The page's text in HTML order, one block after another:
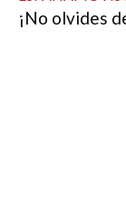
¡No olvides